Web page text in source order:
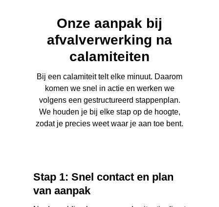
Onze aanpak bij
afvalverwerking na
calamiteiten
Bij een calamiteit telt elke minuut. Daarom
komen we snel in actie en werken we
volgens een gestructureerd stappenplan.
We houden je bij elke stap op de hoogte,
zodat je precies weet waar je aan toe bent.
Stap 1: Snel contact en plan
van aanpak